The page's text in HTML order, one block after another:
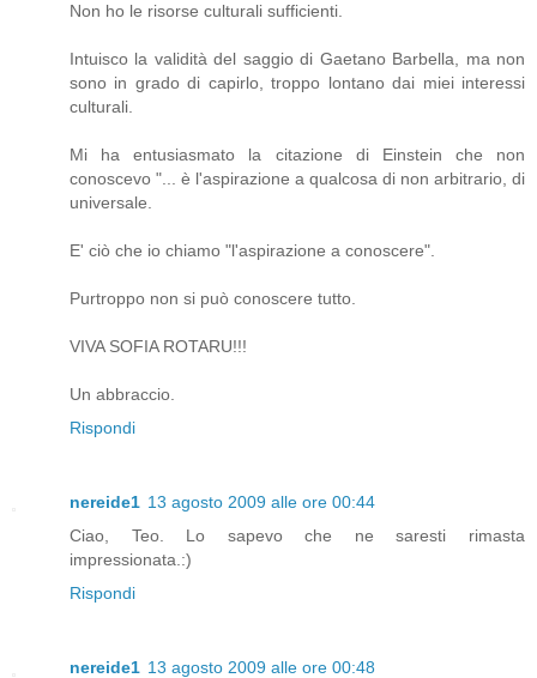
Non ho le risorse culturali sufficienti.
Intuisco la validità del saggio di Gaetano Barbella, ma non
sono in grado di capirlo, troppo lontano dai miei interessi
culturali.
Mi ha entusiasmato la citazione di Einstein che non
conoscevo "... è l'aspirazione a qualcosa di non arbitrario, di
universale.
E' ciò che io chiamo "l'aspirazione a conoscere".
Purtroppo non si può conoscere tutto.
VIVA SOFIA ROTARU!!!
Un abbraccio.
Rispondi
nereide1 13 agosto 2009 alle ore 00:44
Ciao, Teo. Lo sapevo che ne saresti rimasta
impressionata.:)
Rispondi
nereide1 13 agosto 2009 alle ore 00:48